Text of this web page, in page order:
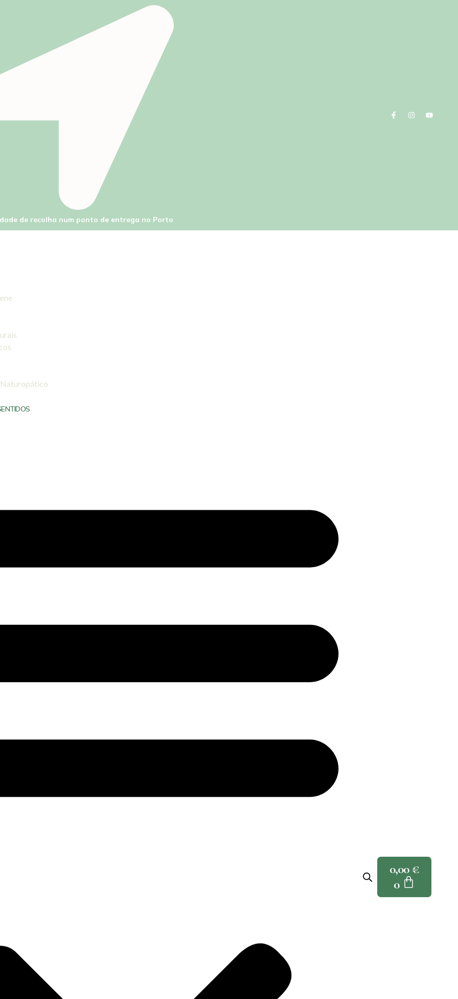
de recolha num ponto de entrega no Porto
0,00 €
0